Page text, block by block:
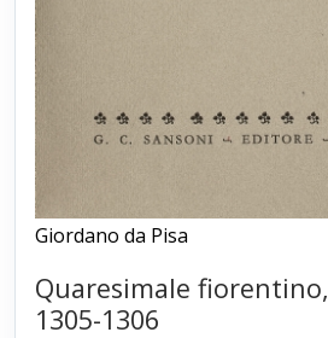
Giordano da Pisa
Quaresimale fiorentino,
1305-1306